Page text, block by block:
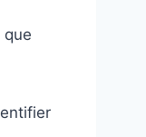
que